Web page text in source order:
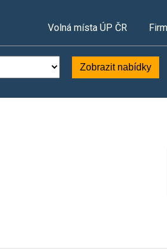
Volná místa ÚP ČR
Zobrazit nabídky